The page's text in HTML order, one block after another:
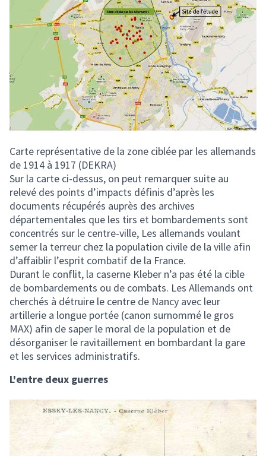
Carte représentative de la zone ciblée par les allemands
de 1914 à 1917 (DEKRA)
Sur la carte ci-dessus, on peut remarquer suite au
relevé des points d’impacts définis d’après les
documents récupérés auprès des archives
départementales que les tirs et bombardements sont
concentrés sur le centre-ville, Les allemands voulant
semer la terreur chez la population civile de la ville afin
d’affaiblir l’esprit combatif de la France.
Durant le conflit, la caserne Kleber n’a pas été la cible
de bombardements ou de combats. Les Allemands ont
cherchés à détruire le centre de Nancy avec leur
artillerie a longue portée (canon surnommé le gros
MAX) afin de saper le moral de la population et de
désorganiser le ravitaillement en bombardant la gare
et les services administratifs.
L'entre deux guerres